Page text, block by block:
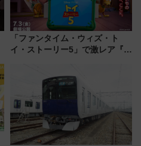
「ファンタイム・ウィズ・ト
イ・ストーリー5」で激レア『ロ